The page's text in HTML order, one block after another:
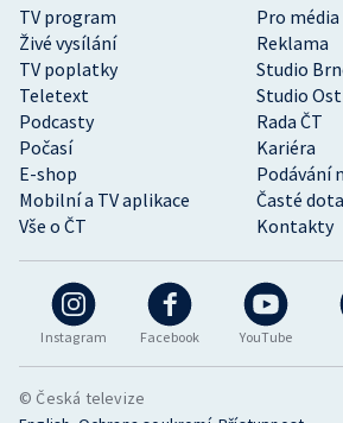
Instagram Facebook YouTube
TV program
Pro média
Živé vysílání
Reklama
TV poplatky
Studio
Teletext
Studio
Podcasty
Rada ČT
Počasí
Kariéra
E-shop
Podávání
Mobilní a TV aplikace
Časté
Vše o ČT
Kontakty
© Česká televize